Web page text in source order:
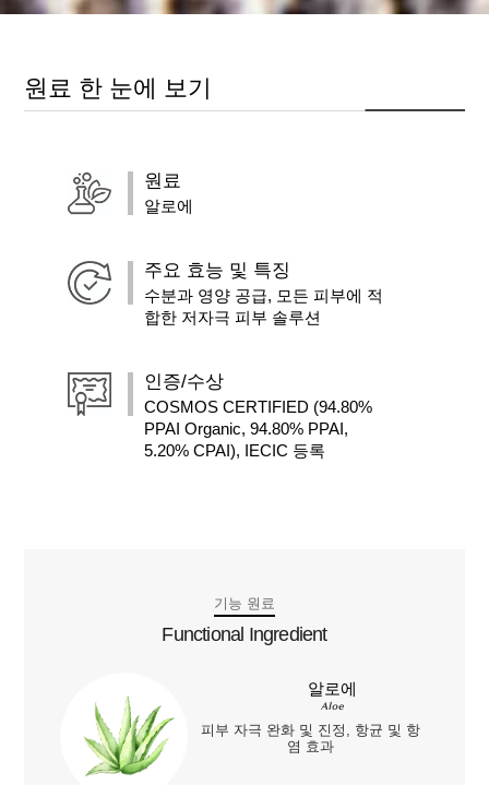
원료 한 눈에 보기
원료
알로에
주요 효능 및 특징
수분과 영양 공급, 모든 피부에 적
합한 저자극 피부 솔루션
인증/수상
COSMOS CERTIFIED (94.80%
PPAI Organic, 94.80% PPAI,
5.20% CPAI), IECIC 등록
기능 원료
Functional Ingredient
알로에
Aloe
피부 자극 완화 및 진정, 항균 및 항
염 효과